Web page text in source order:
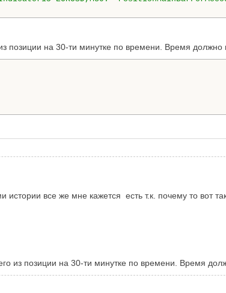
позиции на 30-ти минутке по времени. Время
все же мне кажется есть т.к. почему то вот
из позиции на 30-ти минутке по времени. Время